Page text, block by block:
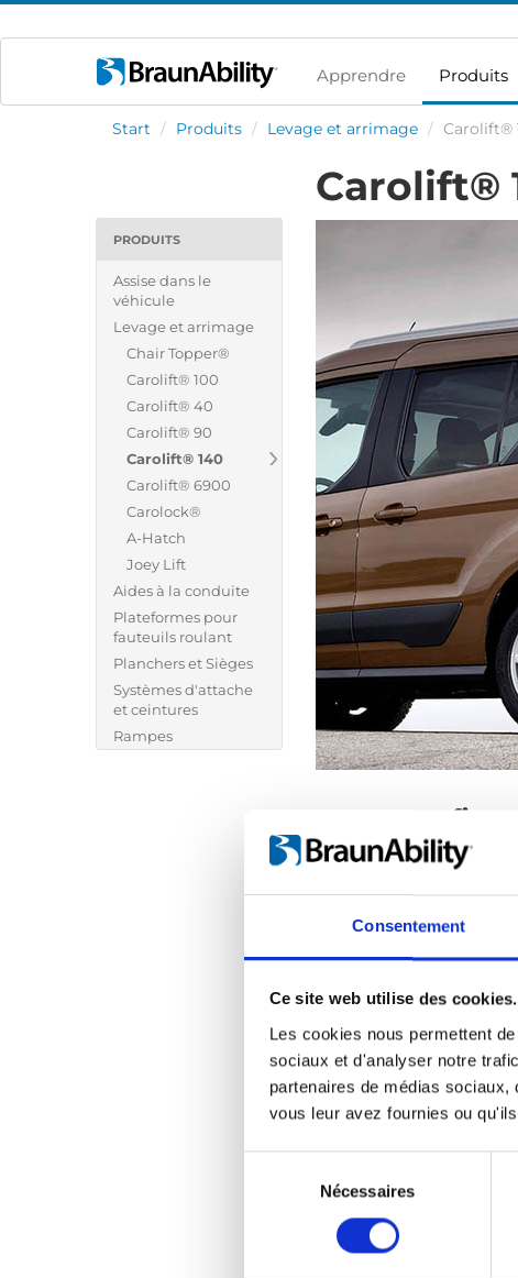
Consentement
Ce site web utilise des cookies.
Les cookies nous permettent
sociaux et d'analyser notre
partenaires de médias
vous leur avez fournies ou
consentement
Nécessaires
Apprendre Produits
Start / Produits / Levage et arrimage / Carolift®
PRODUITS
Assise dans le
véhicule
Levage et arrimage
Chair Topper®
Carolift® 100
Carolift® 40
Carolift® 90
Carolift® 140
Carolift® 6900
Carolock®
A-Hatch
Joey Lift
Aides à la conduite
Plateformes pour
fauteuils roulant
Planchers et Sièges
Systèmes d'attache
et ceintures
Rampes
Carolift®
Une grue
pivotement
Carolift 140 est
dispositifs de
être plié pour
Tous les
la commande
véhicules différents
fourgonnettes